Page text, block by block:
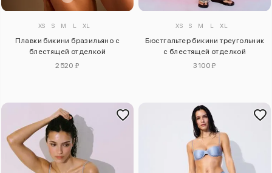
XS S M L XL
Плавки бикини бразильяно с
блестящей отделкой
2520 ₽
XS S M L XL
Бюстгальтер бикини треугольник
с блестящей отделкой
3100 ₽